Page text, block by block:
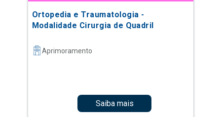
Ortopedia e Traumatologia -
Modalidade Cirurgia de Quadril
Aprimoramento
Saiba mais